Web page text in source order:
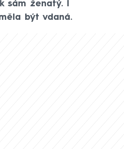
sám ženatý. I
být vdaná.